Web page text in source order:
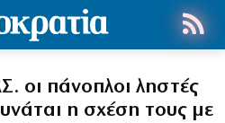
οι πάνοπλοι ληστές
η σχέση τους με